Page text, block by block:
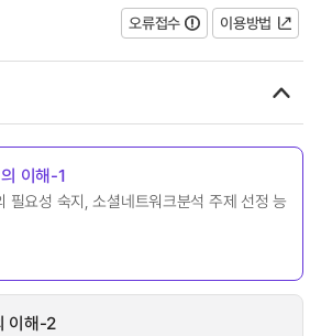
오류접수 이용방법
이해-1
필요성 숙지, 소셜네트워크분석 주제 선정 능
이해-2